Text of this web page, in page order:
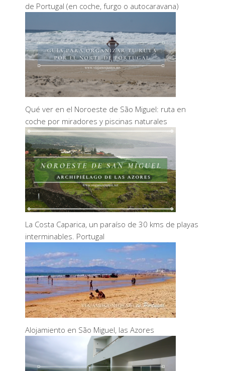
de Portugal (en coche, furgo o autocaravana)
Qué ver en el Noroeste de São Miguel: ruta en
coche por miradores y piscinas naturales
La Costa Caparica, un paraíso de 30 kms de playas
interminables. Portugal
Alojamiento en São Miguel, las Azores